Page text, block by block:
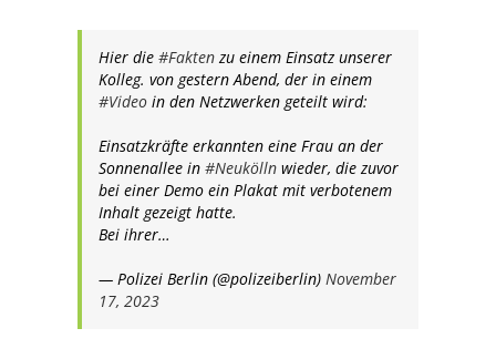
Hier die #Faktenzu einem Einsatz unserer
Kolleg. von gestern Abend, der in einem
#Videoin den Netzwerken geteilt wird:
Einsatzkräfte erkannten eine Frau an der
Sonnenallee in #Neuköllnwieder, die zuvor
bei einer Demo ein Plakat mit verbotenem
Inhalt gezeigt hatte.
Bei ihrer…
— Polizei Berlin (@polizeiberlin) November
17, 2023